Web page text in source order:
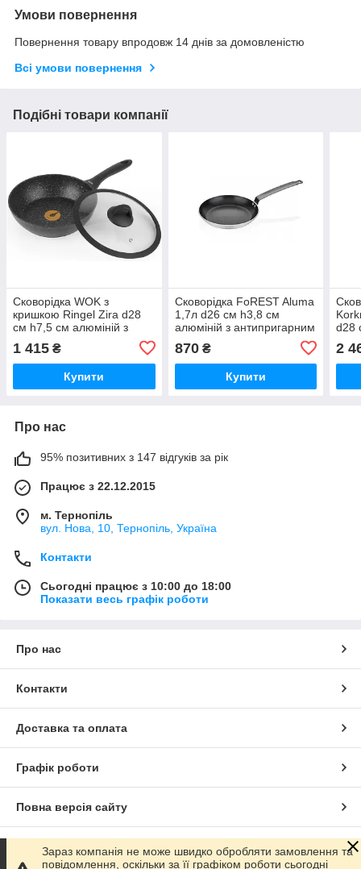
Умови повернення
Повернення товару впродовж 14 днів за домовленістю
Всі умови повернення
Подібні товари компанії
Сковорідка WOK з
кришкою Ringel Zira d28
см h7,5 см алюміній з
антипригарним покриттям
(11006-28h RG)
1 415 ₴
Купити
Сковорідка FoREST Aluma
1,7л d26 см h3,8 см
алюміній з антипригарним
870₴
Купити
d28
2
Про нас
95% позитивних з 147 відгуків за рік
Працює з 22.12.2015
м. Тернопіль
вул. Нова, 10, Тернопіль, Україна
Контакти
Сьогодні працює з 10:00 до 18:00
Показати весь графік роботи
Про нас
Контакти
Доставка та оплата
Графік роботи
Повна версія сайту
Сайт створено на маркетплейсі Prom.ua
Зараз компанія не може швидко обробляти замовлення та
повідомлення, оскільки за її графіком роботи сьогодні